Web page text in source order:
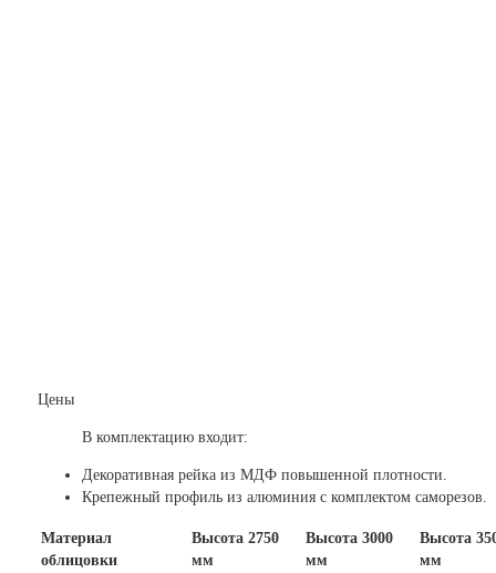
Цены
В комплектацию входит:
Декоративная рейка из МДФ повышенной плотности.
Крепежный профиль из алюминия с комплектом саморезов.
Материал
облицовки
Высота 2750
мм
Высота 3000
мм
Высота
мм